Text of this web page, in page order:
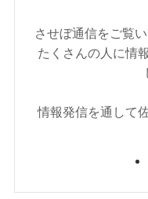
させぼ通信をご覧
たくさんの人に情
情報発信を通して